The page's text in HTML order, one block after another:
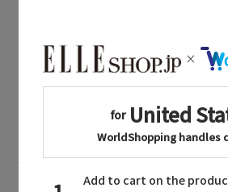
Reir MAILMAGAZINE
レイールに関連するメールマガジン